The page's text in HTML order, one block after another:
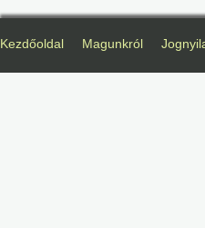
Kezdőoldal Magunkról